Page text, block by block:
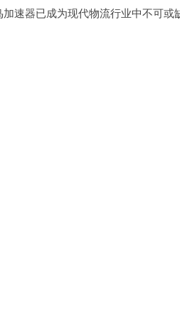
器已成为现代物流行业中不可或